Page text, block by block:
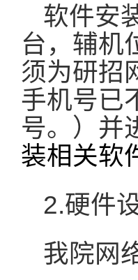
软件安
台，辅机
须为研招
手机号已
号。）并
装相关软
2.硬件
我院网